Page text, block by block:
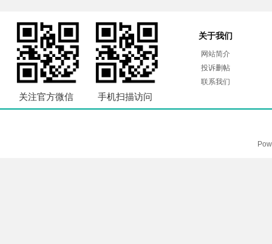
关注官方微信 手机扫描访问
关于我们
网站简介
投诉删帖
联系我们